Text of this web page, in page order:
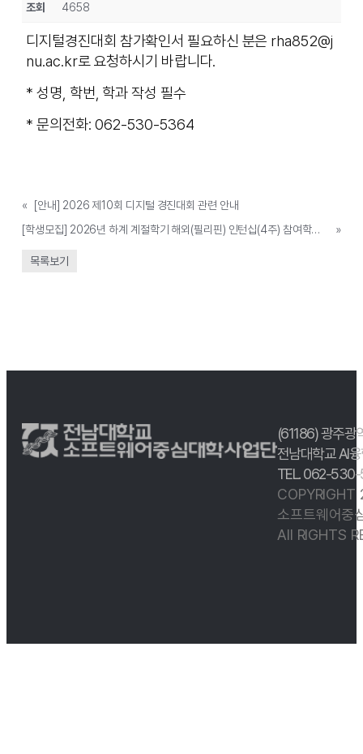
조회 4658
디지털경진대회 참가확인서 필요하신 분은 rha852@j
nu.ac.kr로 요청하시기 바랍니다.
* 성명, 학번, 학과 작성 필수
* 문의전화: 062-530-5364
«
[안내] 2026 제10회 디지털 경진대회 관련 안내
[학생모집] 2026년 하계 계절학기 해외(필리핀) 인턴십(4주) 참여학생 모집
»
목록보기
(61186) 광주광
전남대학교 AI
TEL. 062-
COPYRIGHT
소프트웨어중
All RIGHTS